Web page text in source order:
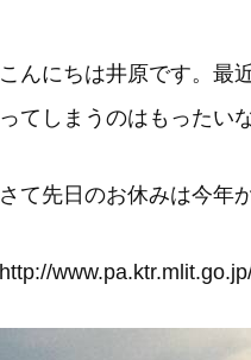
こんにちは井原です。最
ってしまうのはもったい
さて先日のお休みは今年
http://